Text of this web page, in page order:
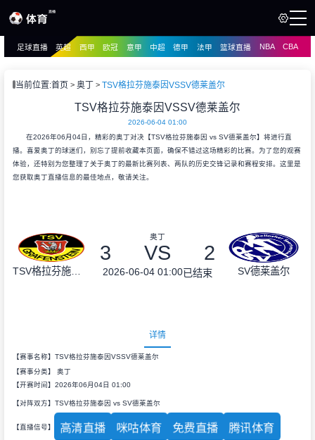
播
足球直播 英超 西甲 欧冠 意甲 中超 德甲 法甲 篮球直播 NBA CBA
当前位置:首页 奥丁 TSV格拉芬施泰因VSSV德莱盖尔
TSV格拉芬施泰因VSSV德莱盖尔
2026-06-04 01:00
在2026年06月04日，精彩的奥丁对决【TSV格拉芬施泰因 vs SV德莱盖尔】将进行直
播。喜爱奥丁的球迷们，别忘了提前收藏本页面，确保不错过这场精彩的比赛。为了您的观赛
体验，还特别为您整理了关于奥丁的最新比赛列表、两队的历史交锋记录和赛程安排。这里是
您获取奥丁直播信息的最佳地点，敬请关注。
TSV格拉芬施泰因
奥丁
3 VS 2
2026-06-04 01:00已结束 SV德莱盖尔
详情
【赛事名称】TSV格拉芬施泰因VSSV德莱盖尔
【赛事分类】 奥丁
【开赛时间】2026年06月04日 01:00
【对阵双方】TSV格拉芬施泰因 vs SV德莱盖尔
【直播信号】 高清直播 咪咕体育 免费直播 腾讯体育